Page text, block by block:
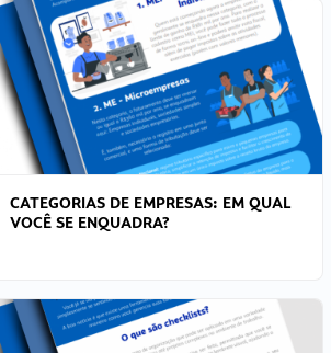
CATEGORIAS DE EMPRESAS: EM QUAL
VOCÊ SE ENQUADRA?